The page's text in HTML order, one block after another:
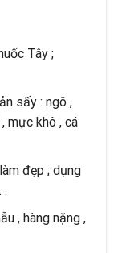
Tây ;
sấy : ngô ,
mực khô , cá
đẹp ; dụng
.
, hàng nặng ,